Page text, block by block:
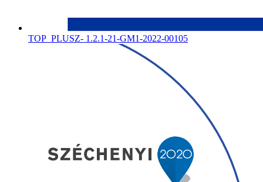
TOP_PLUSZ- 1.2.1-21-GM1-2022-00105